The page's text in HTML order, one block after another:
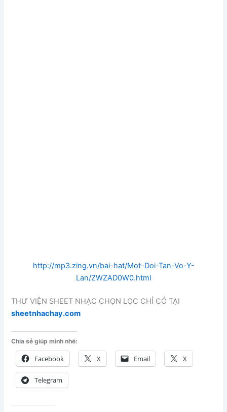
http://mp3.zing.vn/bai-hat/Mot-Doi-Tan-Vo-Y-
Lan/ZWZAD0W0.html
THƯ VIỆN SHEET NHẠC CHỌN LỌC CHỈ CÓ TẠI
sheetnhachay.com
Chia sẻ giúp mình nhé:
Facebook X Email X
Telegram